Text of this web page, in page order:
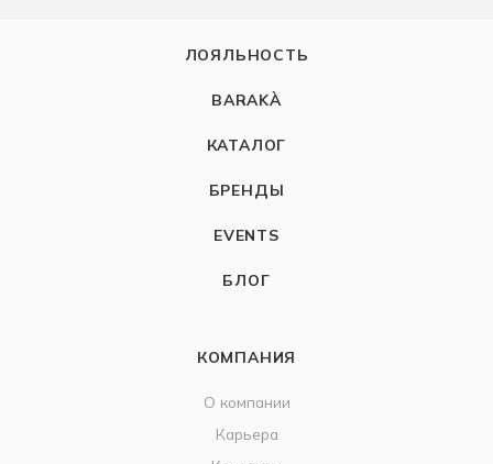
ЛОЯЛЬНОСТЬ
BARAKÀ
КАТАЛОГ
БРЕНДЫ
EVENTS
БЛОГ
КОМПАНИЯ
О компании
Карьера